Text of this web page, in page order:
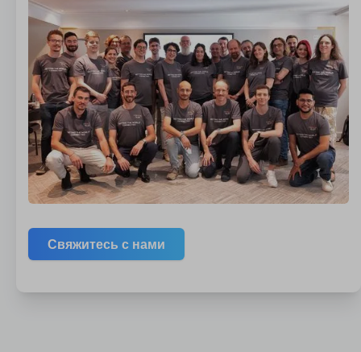
Свяжитесь с нами